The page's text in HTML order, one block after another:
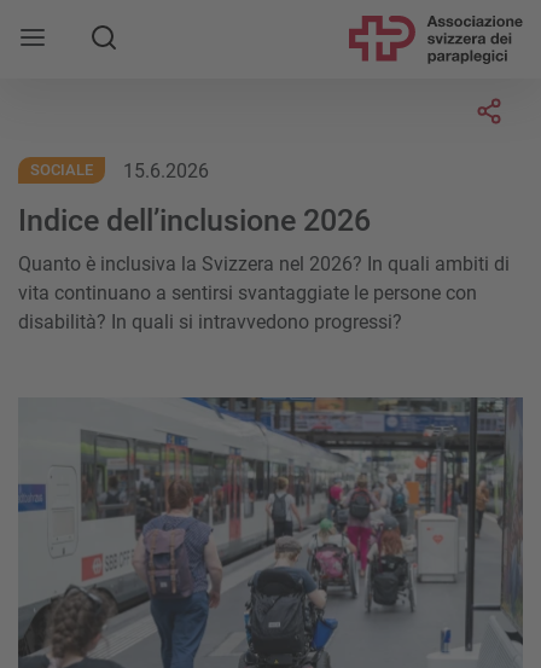
SOCIALE 15.6.2026
Indice dell’inclusione 2026
Quanto è inclusiva la Svizzera nel 2026? In quali ambiti di
vita continuano a sentirsi svantaggiate le persone con
disabilità? In quali si intravvedono progressi?